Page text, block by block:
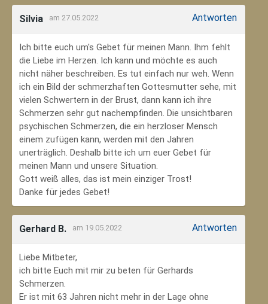
Silvia am 27.05.2022 Antworten
Ich bitte euch um's Gebet für meinen Mann. Ihm fehlt
die Liebe im Herzen. Ich kann und möchte es auch
nicht näher beschreiben. Es tut einfach nur weh. Wenn
ich ein Bild der schmerzhaften Gottesmutter sehe, mit
vielen Schwertern in der Brust, dann kann ich ihre
Schmerzen sehr gut nachempfinden. Die unsichtbaren
psychischen Schmerzen, die ein herzloser Mensch
einem zufügen kann, werden mit den Jahren
unerträglich. Deshalb bitte ich um euer Gebet für
meinen Mann und unsere Situation.
Gott weiß alles, das ist mein einziger Trost!
Danke für jedes Gebet!
Gerhard B. am 19.05.2022 Antworten
Liebe Mitbeter,
ich bitte Euch mit mir zu beten für Gerhards
Schmerzen.
Er ist mit 63 Jahren nicht mehr in der Lage ohne